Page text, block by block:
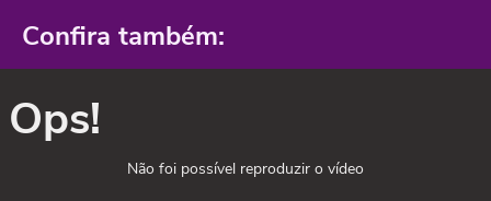
Confira também:
Ops!
Não foi possível reproduzir o vídeo